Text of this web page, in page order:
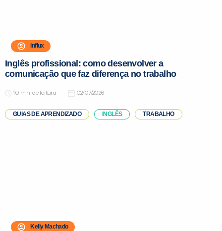
influx
Inglês profissional: como desenvolver a
comunicação que faz diferença no trabalho
de leitura 02/07/2026
GUIAS DE APRENDIZADO INGLÊS TRABALHO
Kelly Machado